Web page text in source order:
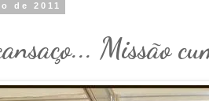
de 2011
Missão